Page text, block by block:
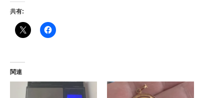
共有:
関連